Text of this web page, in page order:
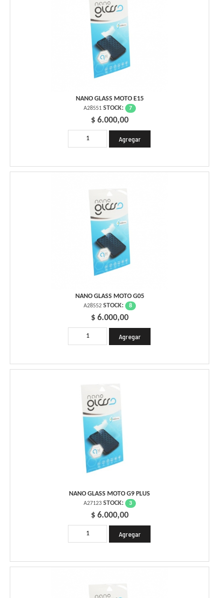
NANO GLASS MOTO E15
A28551 STOCK: 7
$ 6.000,00
NANO GLASS MOTO G05
A28552 STOCK: 8
$ 6.000,00
NANO GLASS MOTO G9 PLUS
A27123 STOCK: 3
$ 6.000,00